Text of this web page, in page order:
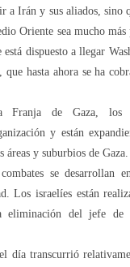
a Irán y sus aliados, sino
Oriente sea mucho más
está dispuesto a llegar
que hasta ahora se ha
de Gaza, los
y están
áreas y suburbios de Gaza.
se desarrollan
Los israelíes están
eliminación del jefe de
día transcurrió